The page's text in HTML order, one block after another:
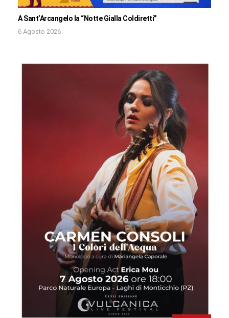
A Sant’Arcangelo la “Notte Gialla Coldiretti”
6 Agosto 2026